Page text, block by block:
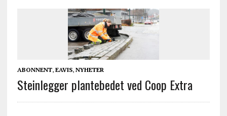
ABONNENT, EAVIS, NYHETER
Steinlegger plantebedet ved Coop Extra